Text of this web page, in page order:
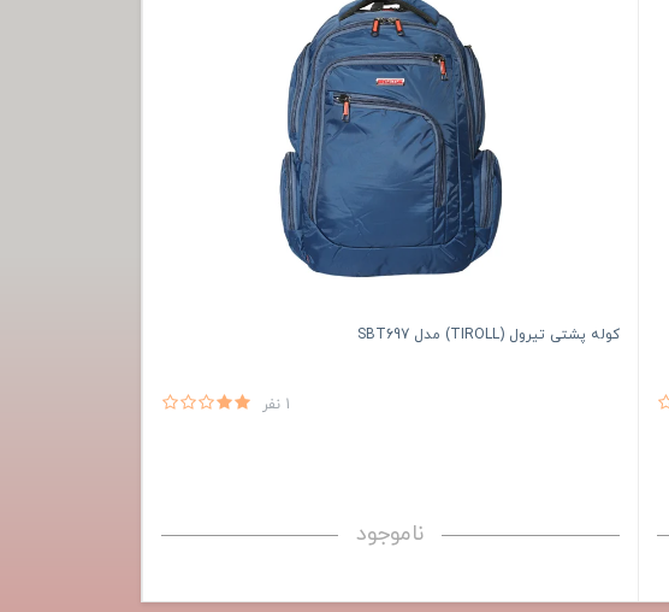
کوله پشتی تیرول (TIROLL) مدل SBT697
1 نفر
ناموجود